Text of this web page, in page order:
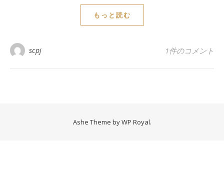
もっと読む
scpj 1件のコメント
Ashe Theme byWP Royal.